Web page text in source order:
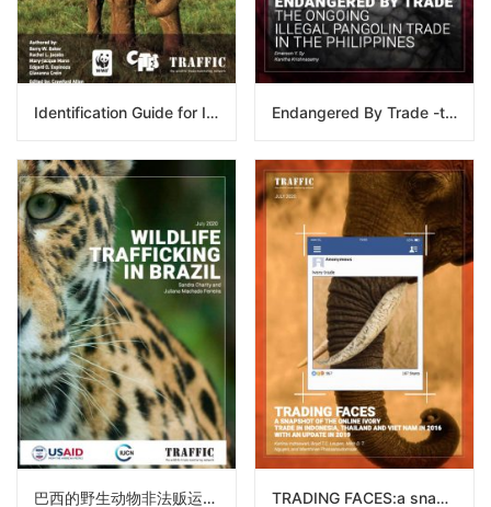
Identification Guide for Ivory and Ivory Substitutes Endangered By Trade -the Ongoing Illegal Pangolin Trade In The Philippines
巴西的野生动物非法贩运问题（译） TRADING FACES:a snapshot of the online ivory trade in indonesia, thailand and viet nam in 2016 with an update in 2019